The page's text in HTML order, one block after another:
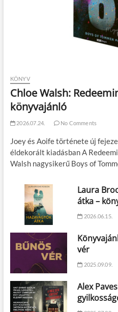
KÖNYV
Chloe Walsh:
könyvajánló
2026.07.24. No Comments
Joey és Aoife története új
éldekorált kiadásban A
Walsh nagysikerű Boys of
Laura
átka –
2026.06.15.
vér
2025.09.09.
Alex